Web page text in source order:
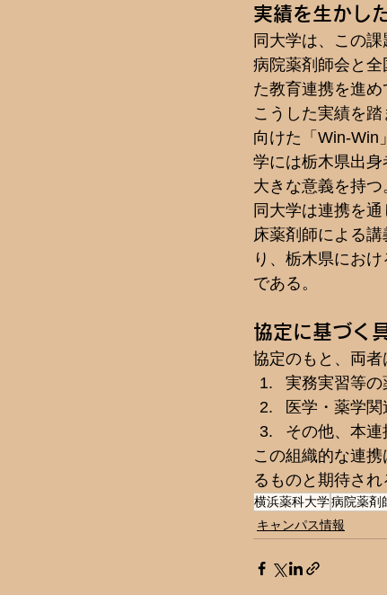
実績を生かし
同大学は、この
病院薬剤師会と
た教育連携を進め
こうした実績を
向けた「Win-Win
学には栃木県出
大きな意義を持つ
同大学は連携を
床薬剤師による
り、栃木県にお
である。
協定に基づく
協定のもと、両者
実務実習等
医学・薬学
その他、本
この組織的な連
るものと期待され
横浜薬科大学病院薬剤
キャンパス情報